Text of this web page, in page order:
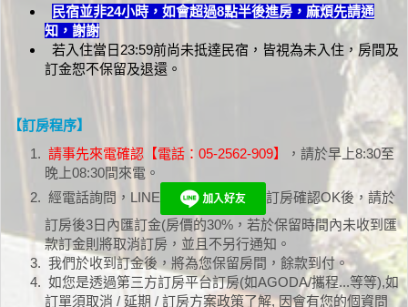
民宿並非24小時，如會超過8點半後進房，麻煩先請通
知，謝謝
若入住當日23:59前尚未抵達民宿，皆視為未入住，房間及
訂金恕不保留及退還。
【訂房程序】
請事先來電確認【電話：05-2562-909】
，請於早上8:30至
晚上08:30間來電。
經電話詢問，LINE
訂房確認OK後，請於
訂房後3日內匯訂金(房價的30%，若於保留時間內未收到匯
款訂金則將取消訂房，並且不另行通知。
我們於收到訂金後，將為您保留房間，餘款到付。
如您是透過第三方訂房平台訂房(如AGODA/攜程...等等),如
訂單須取消 / 延期 / 訂房方案政策了解, 因會有您的個資問